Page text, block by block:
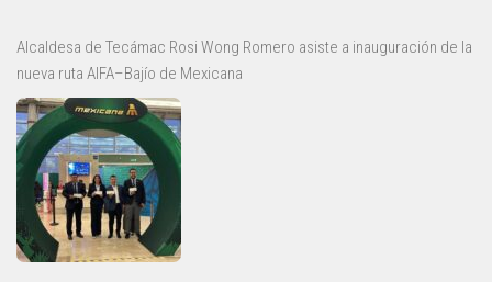
Alcaldesa de Tecámac Rosi Wong Romero asiste a inauguración de la
nueva ruta AIFA–Bajío de Mexicana